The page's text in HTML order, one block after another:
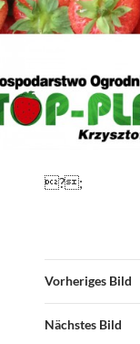
?;
Vorheriges Bild
Nächstes Bild